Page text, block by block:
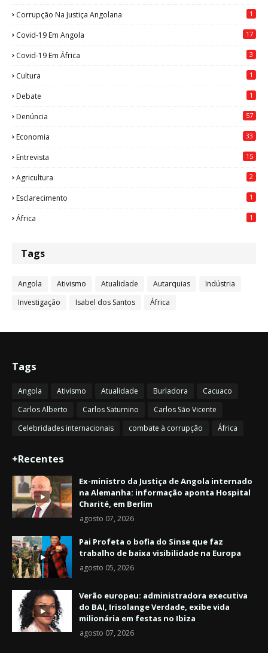
Corrupção Na Justiça Angolana 1
Covid-19 Em Angola 17
Covid-19 Em África 3
Cultura 1
Debate 1
Denúncia 57
Economia 33
Entrevista 15
Agricultura 2
Esclarecimento 1
África 1
Tags
Angola Ativismo Atualidade Autarquias
Indústria
Investigação
Isabel dos Santos África
Tags
Angola Ativismo Atualidade Burladora
Cacuaco
Carlos Alberto
Carlos Saturnino
Carlos São Vicente
Celebridades internacionais
combate à corrupção África
+Recentes
Ex-ministro da Justiça de Angola internado
na Alemanha: informação aponta Hospital
Charité, em Berlim
agosto 07, 2026
Pai Profeta o bofia do Sinse que faz
trabalho de baixa visibilidade na Europa
agosto 05, 2026
Verão europeu: administradora executiva
do BAI, Irisolange Verdade, exibe vida
milionária em festas no Ibiza
agosto 07, 2026